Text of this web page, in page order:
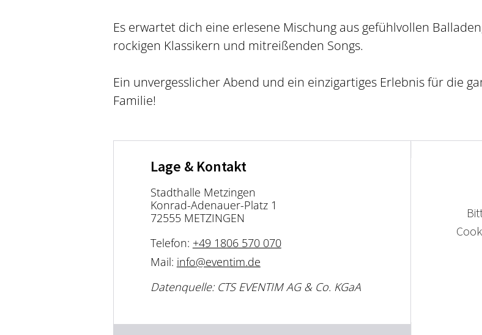
Es erwartet dich eine erlesene Mischung aus gefühlvollen
rockigen Klassikern und mitreißenden Songs.
Ein unvergesslicher Abend und ein einzigartiges Erlebnis für die
Familie!
Lage & Kontakt
Stadthalle Metzingen
Konrad-Adenauer-Platz 1
72555 METZINGEN
Telefon: +49 1806 570 070
Mail: info@eventim.de
Datenquelle: CTS EVENTIM AG & Co. KGaA